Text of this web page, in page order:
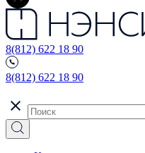
8(812) 622 18 90
8(812) 622 18 90